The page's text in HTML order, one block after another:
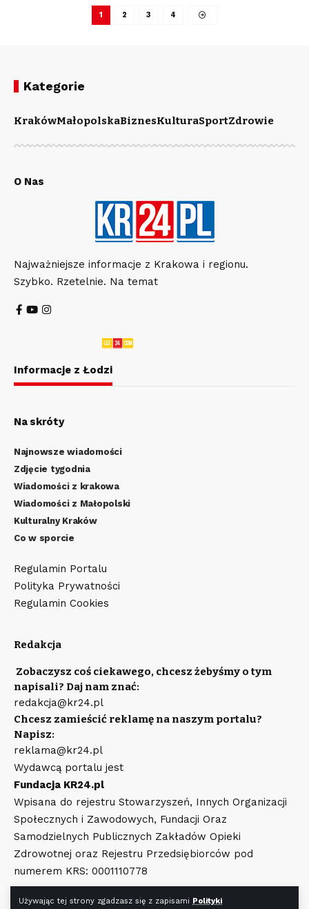
Używając tej strony zgadzasz się z zapisami Polityki
1 2 3 4
Kategorie
KrakówMałopolskaBiznesKulturaSportZdrowie
O Nas
Najważniejsze informacje z Krakowa i regionu.
Szybko. Rzetelnie. Na temat
Informacje z Łodzi
Na skróty
Najnowsze wiadomości
Zdjęcie tygodnia
Wiadomości z krakowa
Wiadomości z Małopolski
Kulturalny Kraków
Co w sporcie
Regulamin Portalu
Polityka Prywatności
Regulamin Cookies
Redakcja
Zobaczysz coś ciekawego, chcesz żebyśmy o tym
napisali? Daj nam znać:
redakcja@kr24.pl
Chcesz zamieścić reklamę na naszym portalu?
Napisz:
reklama@kr24.pl
Wydawcą portalu jest
Fundacja KR24.pl
Wpisana do rejestru Stowarzyszeń, Innych Organizacji
Społecznych i Zawodowych, Fundacji Oraz
Samodzielnych Publicznych Zakładów Opieki
Zdrowotnej oraz Rejestru Przedsiębiorców pod
numerem KRS: 0001110778